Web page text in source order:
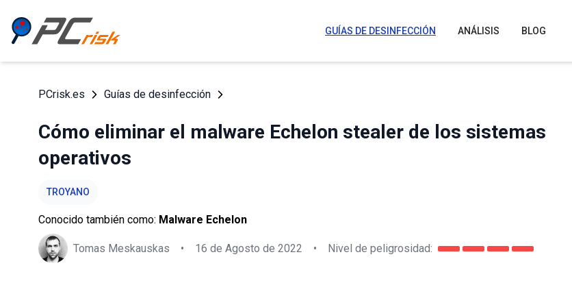
GUÍAS DE DESINFECCIÓN ANÁLISIS BLOG
PCrisk.es Guías de desinfección
Cómo eliminar el malware Echelon stealer de los sistemas
operativos
TROYANO
Conocido también como: Malware Echelon
Tomas Meskauskas • 16 de Agosto de 2022 • Nivel de peligrosidad: